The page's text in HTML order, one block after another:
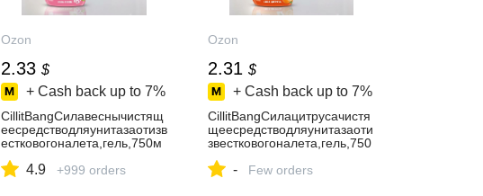
Ozon
2.33 $
+ Cash back up to 7%
CillitBangCилавеснычистящ
еесредстводляунитазаотизв
естковогоналета,гель,750м
4.9 +999 orders
Ozon
2.31 $
+ Cash back up to 7%
CillitBangCилацитрусачистя
щеесредстводляунитазаоти
звестковогоналета,гель,750
- Few orders